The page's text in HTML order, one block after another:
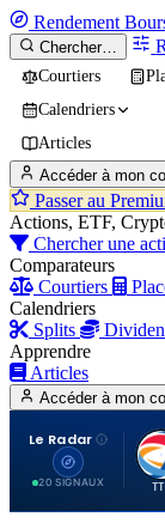
Rendement
Chercher…
Courtiers
Calendriers
Articles
Accéder à mon
Passer au
Actions, ETF,
Chercher une
Comparateurs
Courtiers
Calendriers
Splits
Apprendre
Articles
Accéder à mon
Le Radar
20 SIGNAUX